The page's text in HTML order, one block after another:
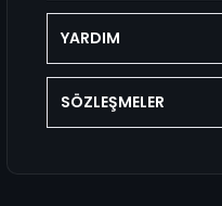
YARDIM
SÖZLEŞMELER